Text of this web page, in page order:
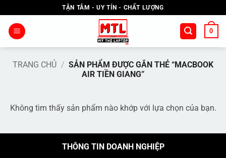
qua
nội
TẬN TÂM - UY TÍN - CHẤT LƯỢNG
0
TRANG CHỦ / SẢN PHẨM ĐƯỢC GẮN THẺ “MACBOOK
AIR TIỀN GIANG”
Không tìm thấy sản phẩm nào khớp với lựa chọn của bạn.
THÔNG TIN DOANH NGHIỆP